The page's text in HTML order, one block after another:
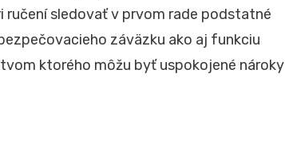
ručení sledovať v prvom rade podstatné
záväzku ako aj funkciu
ktorého môžu byť uspokojené nároky